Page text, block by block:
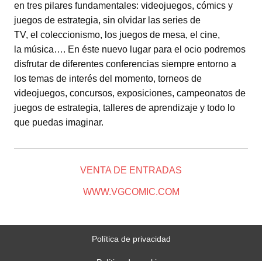
en tres pilares fundamentales: videojuegos, cómics y
juegos de estrategia, sin olvidar las series de
TV, el coleccionismo, los juegos de mesa, el cine,
la música…. En éste nuevo lugar para el ocio podremos
disfrutar de diferentes conferencias siempre entorno a
los temas de interés del momento, torneos de
videojuegos, concursos, exposiciones, campeonatos de
juegos de estrategia, talleres de aprendizaje y todo lo
que puedas imaginar.
VENTA DE ENTRADAS
WWW.VGCOMIC.COM
Política de privacidad